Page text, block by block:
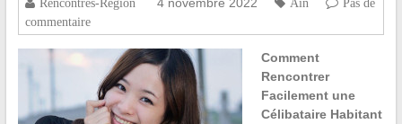
Rencontres-Region Ain
Pas de
commentaire
Comment
Rencontrer
Facilement une
Célibataire Habitant